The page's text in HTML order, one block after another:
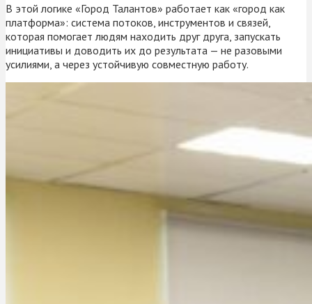
В этой логике «Город Талантов» работает как «город как
платформа»: система потоков, инструментов и связей,
которая помогает людям находить друг друга, запускать
инициативы и доводить их до результата — не разовыми
усилиями, а через устойчивую совместную работу.